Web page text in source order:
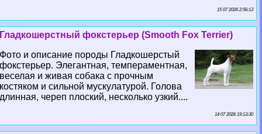
15 07 2026 2:56:13
Гладкошерстный фокстерьер (Smooth Fox Terrier)
Фото и описание породы Гладкошерстый
фокстерьер. Элегантная, темпераментная,
веселая и живая собака с прочным
костяком и сильной мускулатурой. Голова
длинная, череп плоский, несколько узкий....
14 07 2026 19:13:30